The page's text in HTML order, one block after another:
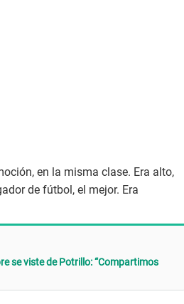
en la misma clase. Era alto,
de fútbol, el mejor. Era
se viste de Potrillo: “Compartimos